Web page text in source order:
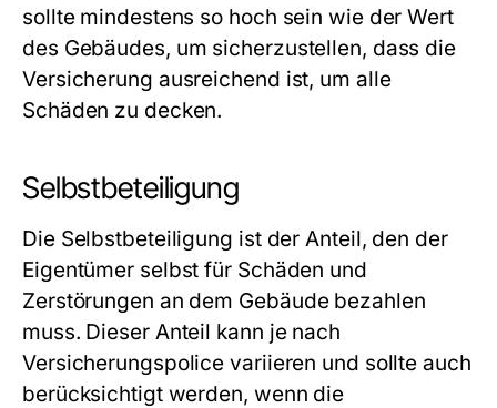
sollte mindestens so hoch sein wie der Wert
des Gebäudes, um sicherzustellen, dass die
Versicherung ausreichend ist, um alle
Schäden zu decken.
Selbstbeteiligung
Die Selbstbeteiligung ist der Anteil, den der
Eigentümer selbst für Schäden und
Zerstörungen an dem Gebäude bezahlen
muss. Dieser Anteil kann je nach
Versicherungspolice variieren und sollte auch
berücksichtigt werden, wenn die